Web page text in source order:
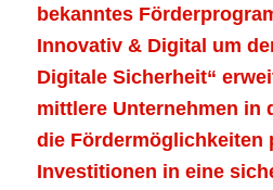
bekanntes
Innovativ & Digital um
Digitale Sicherheit“
mittlere Unternehmen in
die Fördermöglichkeiten
Investitionen in eine